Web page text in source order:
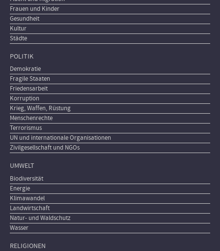
Frauen und Kinder
Gesundheit
Kultur
Städte
POLITIK
Demokratie
Fragile Staaten
Friedensarbeit
Korruption
Krieg, Waffen, Rüstung
Menschenrechte
Terrorismus
UN und internationale Organisationen
Zivilgesellschaft und NGOs
UMWELT
Biodiversität
Energie
Klimawandel
Landwirtschaft
Natur- und Waldschutz
Wasser
RELIGIONEN